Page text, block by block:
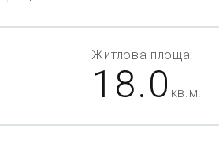
Житлова площа:
18.0 кв.м.